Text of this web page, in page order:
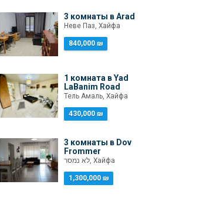
3 комнаты в Arad
Неве Паз, Хайфа
840,000 ₪
1 комната в Yad
LaBanim Road
Тель Амаль, Хайфа
430,000 ₪
3 комнаты в Dov
Frommer
לא נמסר, Хайфа
1,300,000 ₪